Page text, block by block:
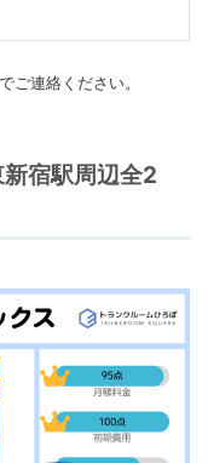
ご連絡ください。
宿駅周辺全2